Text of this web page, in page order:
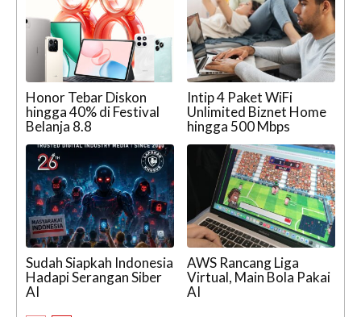
Honor Tebar Diskon
hingga 40% di Festival
Belanja 8.8
Intip 4 Paket WiFi
Unlimited Biznet Home
hingga 500 Mbps
Sudah Siapkah Indonesia
Hadapi Serangan Siber
AI
AWS Rancang Liga
Virtual, Main Bola Pakai
AI